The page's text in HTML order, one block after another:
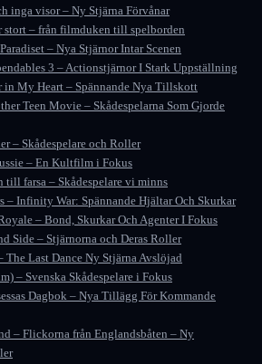
inga visor – Ny Stjärna Förvånar
stort – från filmduken till spelborden
– Nya Stjärnor Intar Scenen
3 – Actionstjärnor I Stark Uppställning
My Heart – Spännande Nya Tillskott
Teen Movie – Skådespelarna Som Gjorde
– Skådespelare och Roller
– En Kultfilm i Fokus
till farsa – Skådespelare vi minns
– Infinity War: Spännande Hjältar Och Skurkar
– Bond, Skurkar Och Agenter I Fokus
Side – Stjärnorna och Deras Roller
Last Dance Ny Stjärna Avslöjad
– Svenska Skådespelare i Fokus
Dagbok – Nya Tillägg För Kommande
– Flickorna från Englandsbåten – Ny